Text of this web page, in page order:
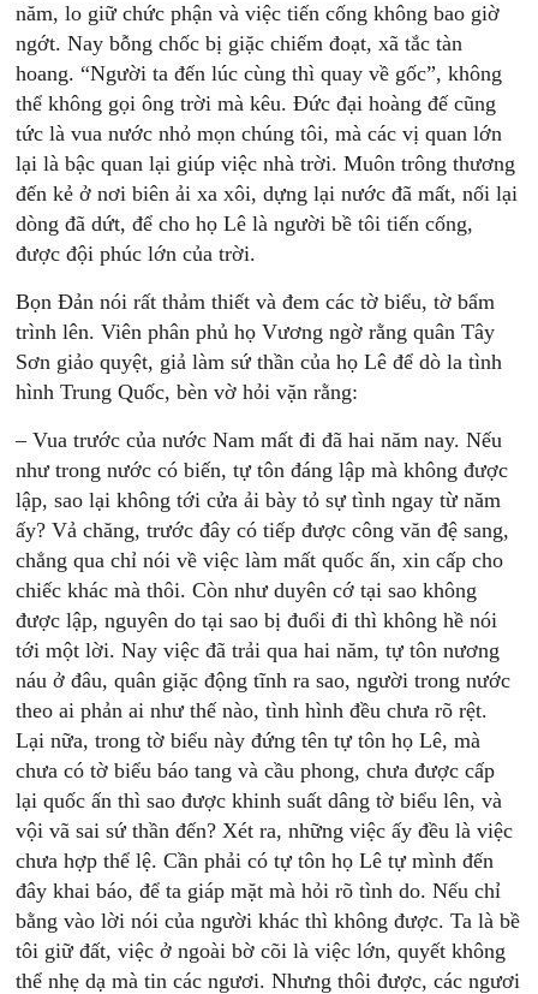
năm, lo giữ chức phận và việc tiến cống không bao giờ
ngớt. Nay bỗng chốc bị giặc chiếm đoạt, xã tắc tàn
hoang. “Người ta đến lúc cùng thì quay về gốc”, không
thể không gọi ông trời mà kêu. Đức đại hoàng đế cũng
tức là vua nước nhỏ mọn chúng tôi, mà các vị quan lớn
lại là bậc quan lại giúp việc nhà trời. Muôn trông thương
đến kẻ ở nơi biên ải xa xôi, dựng lại nước đã mất, nối lại
dòng đã dứt, để cho họ Lê là người bề tôi tiến cống,
được đội phúc lớn của trời.
Bọn Đản nói rất thảm thiết và đem các tờ biểu, tờ bẩm
trình lên. Viên phân phủ họ Vương ngờ rằng quân Tây
Sơn giảo quyệt, giả làm sứ thần của họ Lê để dò la tình
hình Trung Quốc, bèn vờ hỏi vặn rằng:
– Vua trước của nước Nam mất đi đã hai năm nay. Nếu
như trong nước có biến, tự tôn đáng lập mà không được
lập, sao lại không tới cửa ải bày tỏ sự tình ngay từ năm
ấy? Vả chăng, trước đây có tiếp được công văn đệ sang,
chẳng qua chỉ nói về việc làm mất quốc ấn, xin cấp cho
chiếc khác mà thôi. Còn như duyên cớ tại sao không
được lập, nguyên do tại sao bị đuổi đi thì không hề nói
tới một lời. Nay việc đã trải qua hai năm, tự tôn nương
náu ở đâu, quân giặc động tĩnh ra sao, người trong nước
theo ai phản ai như thế nào, tình hình đều chưa rõ rệt.
Lại nữa, trong tờ biểu này đứng tên tự tôn họ Lê, mà
chưa có tờ biểu báo tang và cầu phong, chưa được cấp
lại quốc ấn thì sao được khinh suất dâng tờ biểu lên, và
vội vã sai sứ thần đến? Xét ra, những việc ấy đều là việc
chưa hợp thể lệ. Cần phải có tự tôn họ Lê tự mình đến
đây khai báo, để ta giáp mặt mà hỏi rõ tình do. Nếu chỉ
bằng vào lời nói của người khác thì không được. Ta là bề
tôi giữ đất, việc ở ngoài bờ cõi là việc lớn, quyết không
thể nhẹ dạ mà tin các ngươi. Nhưng thôi được, các ngươi